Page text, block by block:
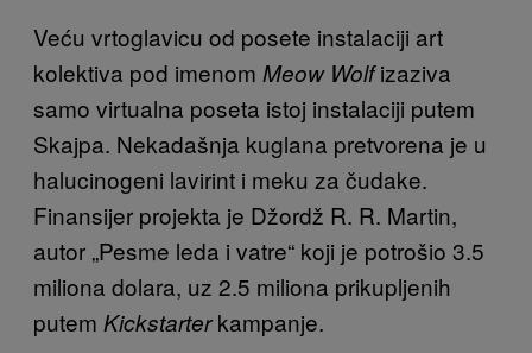
Veću vrtoglavicu od posete instalaciji art
kolektiva pod imenom Meow Wolfizaziva
samo virtualna poseta istoj instalaciji putem
Skajpa. Nekadašnja kuglana pretvorena je u
halucinogeni lavirint i meku za čudake.
Finansijer projekta je Džordž R. R. Martin,
autor „Pesme leda i vatre“ koji je potrošio 3.5
miliona dolara, uz 2.5 miliona prikupljenih
putem Kickstarterkampanje.